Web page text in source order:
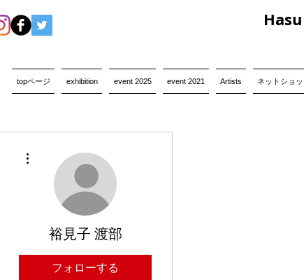
topページ exhibition event 2025 event 2021 Artists ネットショ
裕見子 渡部
フォローする